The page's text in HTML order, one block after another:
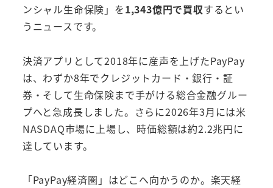
ンシャル生命保険」を1,343億円で買収するとい
うニュースです。
決済アプリとして2018年に産声を上げたPayPay
は、わずか8年でクレジットカード・銀行・証
券・そして生命保険まで手がける総合金融グルー
プへと急成長しました。さらに2026年3月には米
NASDAQ市場に上場し、時価総額は約2.2兆円に
達しています。
「PayPay経済圏」はどこへ向かうのか。楽天経